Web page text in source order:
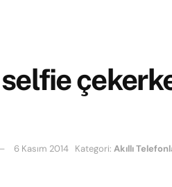
selfie
6 Kasım 2014 Kategori: Akıllı